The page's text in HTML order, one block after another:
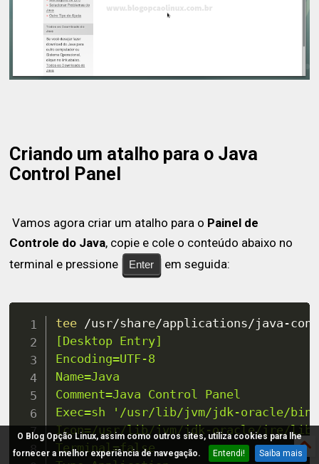
Criando um atalho para o Java
Control Panel
Vamos agora criar um atalho para o Painel de
Controle do Java, copie e cole o conteúdo abaixo no
terminal e pressione
Enter em seguida:
tee /usr/share/applications/java-
[Desktop Entry]
Encoding=UTF-8
Name=Java
Comment=Java Control Panel
Exec=sh '/usr/lib/jvm/jdk-oracle/
Icon=/usr/lib/jvm/jdk-oracle/jre/lib/
Terminal=false
O Blog Opção Linux, assim como outros sites, utiliza cookies para lhe
fornecer a melhor experiência de navegação.
Entendi! Saiba mais